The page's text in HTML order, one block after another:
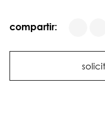
compartir: